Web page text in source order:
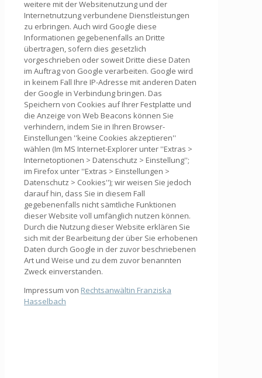
weitere mit der Websitenutzung und der
Internetnutzung verbundene Dienstleistungen
zu erbringen. Auch wird Google diese
Informationen gegebenenfalls an Dritte
übertragen, sofern dies gesetzlich
vorgeschrieben oder soweit Dritte diese Daten
im Auftrag von Google verarbeiten. Google wird
in keinem Fall Ihre IP-Adresse mit anderen Daten
der Google in Verbindung bringen. Das
Speichern von Cookies auf Ihrer Festplatte und
die Anzeige von Web Beacons können Sie
verhindern, indem Sie in Ihren Browser-
Einstellungen ''keine Cookies akzeptieren''
wählen (Im MS Internet-Explorer unter ''Extras >
Internetoptionen > Datenschutz > Einstellung'';
im Firefox unter ''Extras > Einstellungen >
Datenschutz > Cookies''); wir weisen Sie jedoch
darauf hin, dass Sie in diesem Fall
gegebenenfalls nicht sämtliche Funktionen
dieser Website voll umfänglich nutzen können.
Durch die Nutzung dieser Website erklären Sie
sich mit der Bearbeitung der über Sie erhobenen
Daten durch Google in der zuvor beschriebenen
Art und Weise und zu dem zuvor benannten
Zweck einverstanden.
Impressum von Rechtsanwältin Franziska
Hasselbach